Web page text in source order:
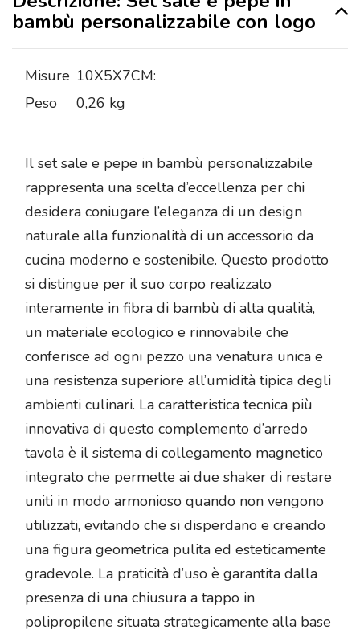
bambù personalizzabile con logo
Misure 10X5X7CM:
Peso
0,26 kg
Il set sale e pepe in bambù personalizzabile
rappresenta una scelta d’eccellenza per chi
desidera coniugare l’eleganza di un design
naturale alla funzionalità di un accessorio da
cucina moderno e sostenibile. Questo prodotto
si distingue per il suo corpo realizzato
interamente in fibra di bambù di alta qualità,
un materiale ecologico e rinnovabile che
conferisce ad ogni pezzo una venatura unica e
una resistenza superiore all’umidità tipica degli
ambienti culinari. La caratteristica tecnica più
innovativa di questo complemento d’arredo
tavola è il sistema di collegamento magnetico
integrato che permette ai due shaker di restare
uniti in modo armonioso quando non vengono
utilizzati, evitando che si disperdano e creando
una figura geometrica pulita ed esteticamente
gradevole. La praticità d’uso è garantita dalla
presenza di una chiusura a tappo in
polipropilene situata strategicamente alla base